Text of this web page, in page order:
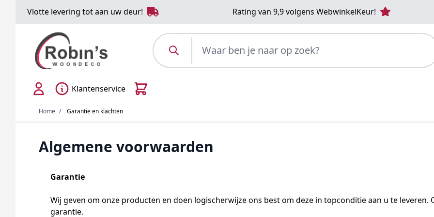
Vlotte levering tot aan uw deur! Rating van 9,9 volgens WebwinkelKeur!
Waar ben je naar op zoek?
Klantenservice Cart
Home / Garantie en klachten
Algemene voorwaarden
Garantie
Wij geven om onze producten en doen logischerwijze ons best om deze in topconditie aan u te
garantie.